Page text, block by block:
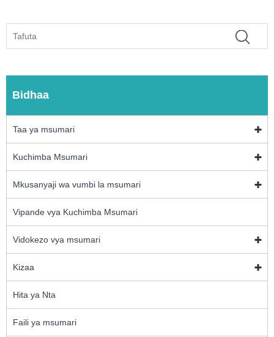
Bidhaa
Taa ya msumari
Kuchimba Msumari
Mkusanyaji wa vumbi la msumari
Vipande vya Kuchimba Msumari
Vidokezo vya msumari
Kizaa
Hita ya Nta
Faili ya msumari